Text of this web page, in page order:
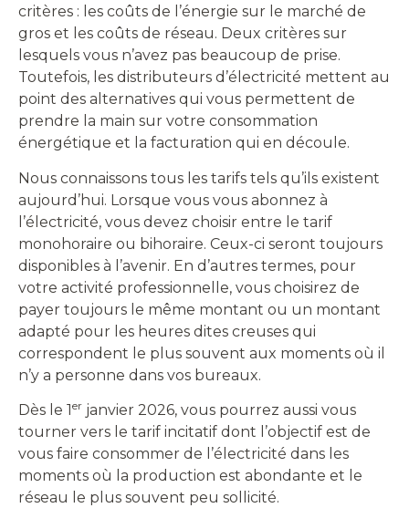
critères : les coûts de l’énergie sur le marché de
gros et les coûts de réseau. Deux critères sur
lesquels vous n’avez pas beaucoup de prise.
Toutefois, les distributeurs d’électricité mettent au
point des alternatives qui vous permettent de
prendre la main sur votre consommation
énergétique et la facturation qui en découle.
Nous connaissons tous les tarifs tels qu’ils existent
aujourd’hui. Lorsque vous vous abonnez à
l’électricité, vous devez choisir entre le tarif
monohoraire ou bihoraire. Ceux-ci seront toujours
disponibles à l’avenir. En d’autres termes, pour
votre activité professionnelle, vous choisirez de
payer toujours le même montant ou un montant
adapté pour les heures dites creuses qui
correspondent le plus souvent aux moments où il
n’y a personne dans vos bureaux.
Dès le 1 er janvier 2026, vous pourrez aussi vous
tourner vers le tarif incitatif dont l’objectif est de
vous faire consommer de l’électricité dans les
moments où la production est abondante et le
réseau le plus souvent peu sollicité.